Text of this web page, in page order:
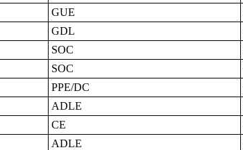
GUE
GDL
SOC
SOC
PPE/DC
ADLE
CE
ADLE